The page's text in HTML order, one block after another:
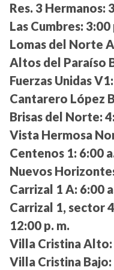
Res. 3 Hermanos:
Las Cumbres: 3:00
Lomas del Norte
Altos del Paraíso
Fuerzas Unidas V1:
Cantarero López
Brisas del Norte:
Vista Hermosa
Centenos 1: 6:00
Nuevos
Carrizal 1 A: 6:00
Carrizal 1, sector
12:00 p. m.
Villa Cristina Alto:
Villa Cristina Bajo: